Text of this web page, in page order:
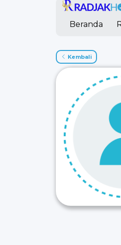
Beranda
Kembali